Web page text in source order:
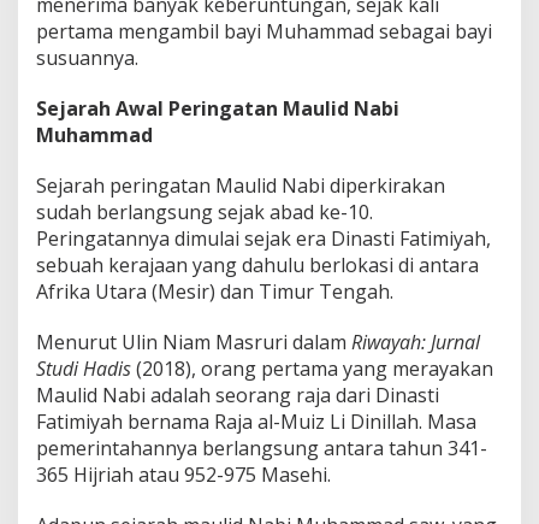
pertama mengambil bayi Muhammad sebagai bayi
susuannya.
Sejarah Awal Peringatan Maulid Nabi
Muhammad
Sejarah peringatan Maulid Nabi diperkirakan
sudah berlangsung sejak abad ke-10.
Peringatannya dimulai sejak era Dinasti Fatimiyah,
sebuah kerajaan yang dahulu berlokasi di antara
Afrika Utara (Mesir) dan Timur Tengah.
Menurut Ulin Niam Masruri dalam Riwayah: Jurnal
Studi Hadis(2018), orang pertama yang merayakan
Maulid Nabi adalah seorang raja dari Dinasti
Fatimiyah bernama Raja al-Muiz Li Dinillah. Masa
pemerintahannya berlangsung antara tahun 341-
365 Hijriah atau 952-975 Masehi.